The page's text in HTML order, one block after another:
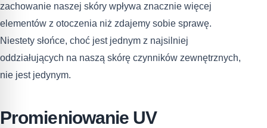
zachowanie naszej skóry wpływa znacznie więcej
elementów z otoczenia niż zdajemy sobie sprawę.
Niestety słońce, choć jest jednym z najsilniej
oddziałujących na naszą skórę czynników zewnętrznych,
nie jest jedynym.
Promieniowanie UV